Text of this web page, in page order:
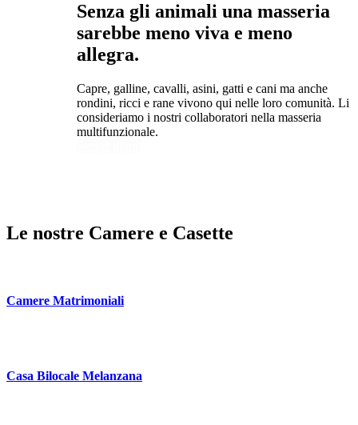
Senza gli animali una masseria
sarebbe meno viva e meno
allegra.
Capre, galline, cavalli, asini, gatti e cani ma anche
rondini, ricci e rane vivono qui nelle loro comunità. Li
consideriamo i nostri collaboratori nella masseria
multifunzionale.
Le nostre Camere e Casette
Camere Matrimoniali
Casa Bilocale Melanzana